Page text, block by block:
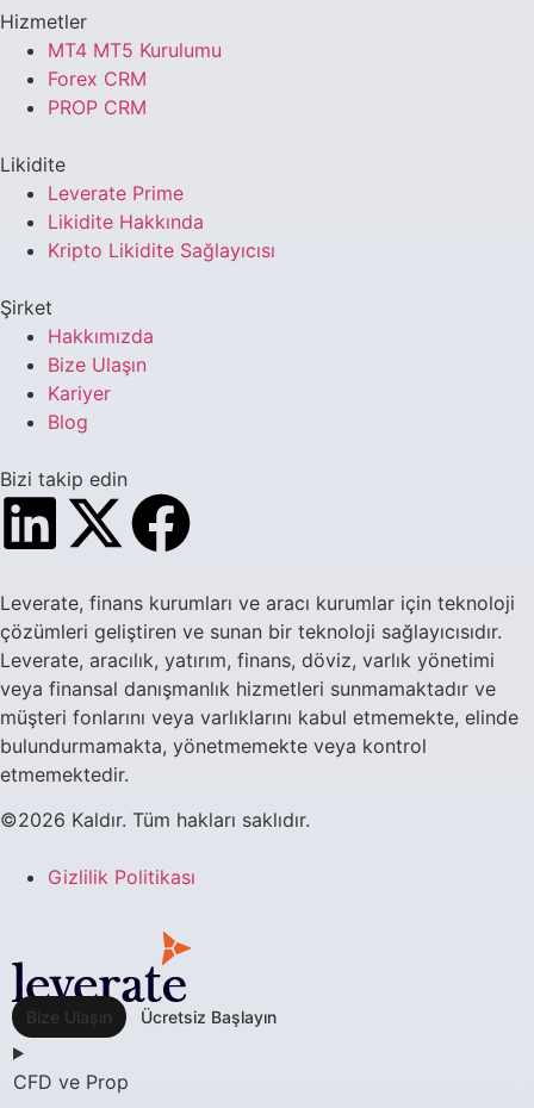
Hizmetler
MT4 MT5 Kurulumu
Forex CRM
PROP CRM
Likidite
Leverate Prime
Likidite Hakkında
Kripto Likidite Sağlayıcısı
Şirket
Hakkımızda
Bize Ulaşın
Kariyer
Blog
Bizi takip edin
Leverate, finans kurumları ve aracı kurumlar için teknoloji
çözümleri geliştiren ve sunan bir teknoloji sağlayıcısıdır.
Leverate, aracılık, yatırım, finans, döviz, varlık yönetimi
veya finansal danışmanlık hizmetleri sunmamaktadır ve
müşteri fonlarını veya varlıklarını kabul etmemekte, elinde
bulundurmamakta, yönetmemekte veya kontrol
etmemektedir.
©2026 Kaldır. Tüm hakları saklıdır.
Gizlilik Politikası
Bize Ulaşın Ücretsiz Başlayın
CFD ve Prop